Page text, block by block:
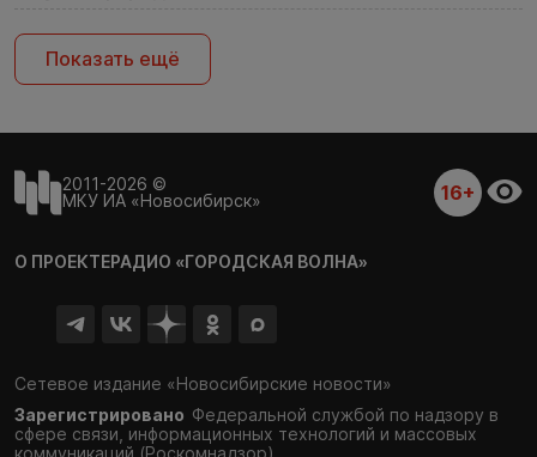
Показать ещё
2011-2026 ©
МКУ ИА «Новосибирск»
16+
О ПРОЕКТЕРАДИО «ГОРОДСКАЯ ВОЛНА»
Сетевое издание «Новосибирские новости»
Зарегистрировано Федеральной службой по надзору в
сфере связи, информационных технологий и массовых
коммуникаций (Роскомнадзор)